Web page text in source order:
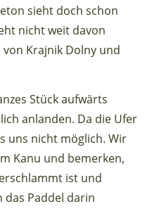
sieht doch schon
nicht weit davon
Krajnik Dolny und
Stück aufwärts
anlanden. Da die Ufer
uns nicht möglich. Wir
Kanu und bemerken,
ist und
das Paddel darin